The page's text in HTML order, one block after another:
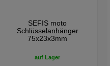
SEFIS moto
Schlüsselanhänger
75x23x3mm
auf Lager